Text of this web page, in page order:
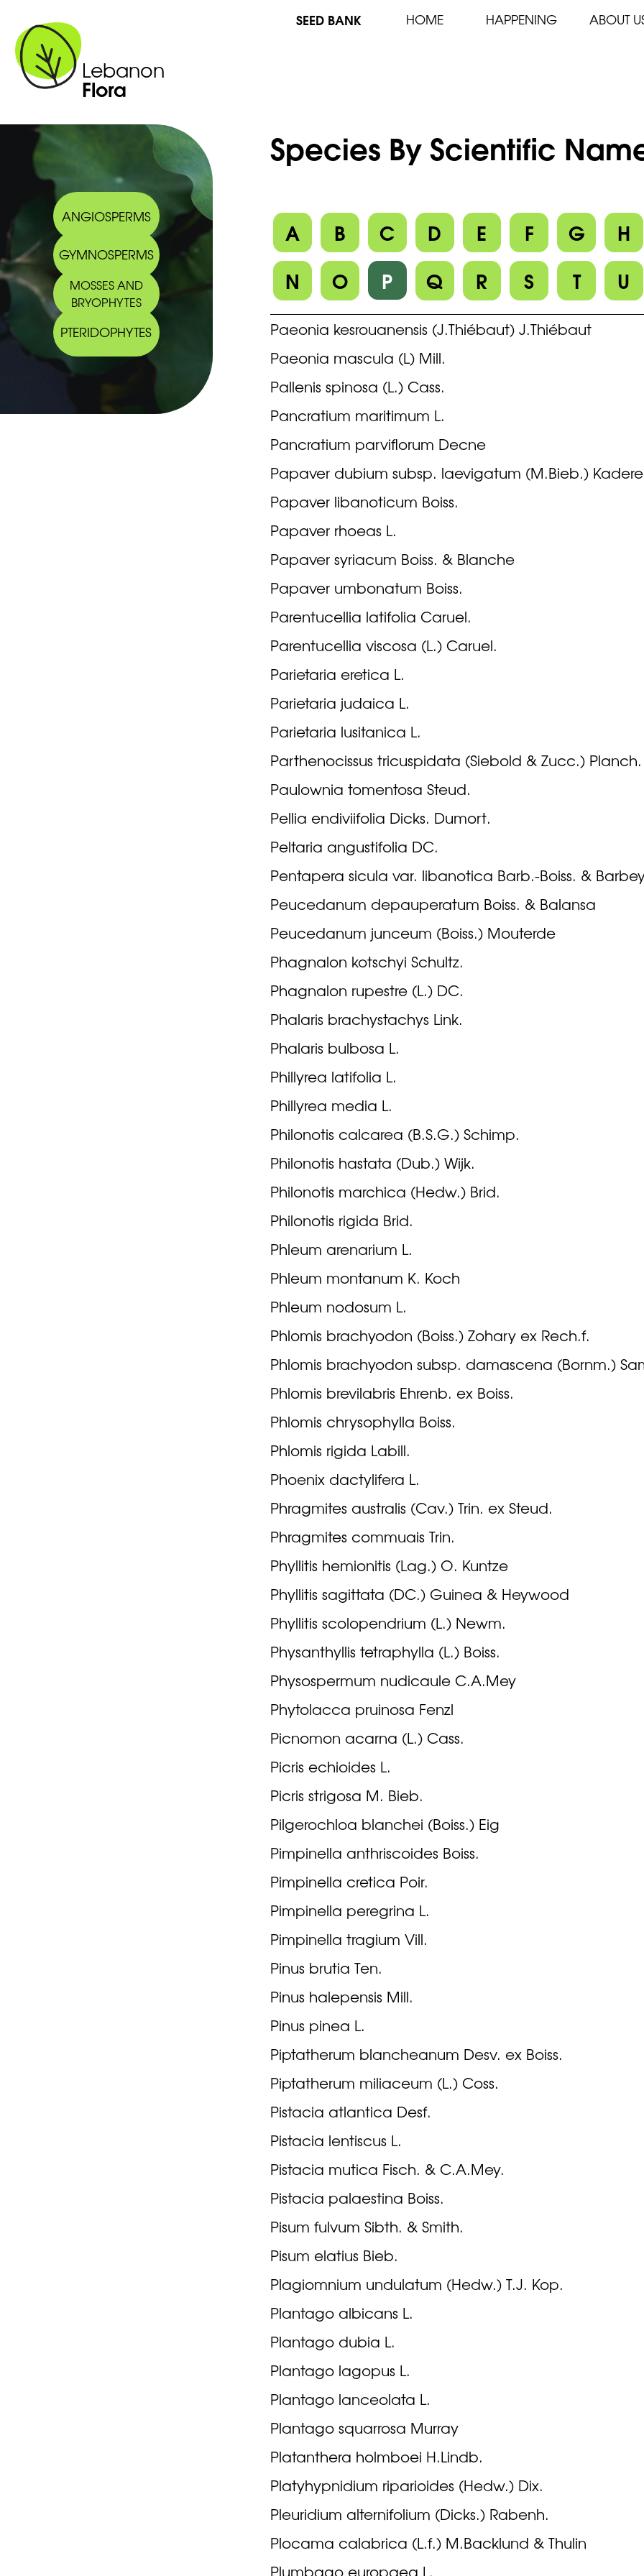
Lebanon
Flora
SEED BANK HOME HAPPENING ABOUT
ANGIOSPERMS
GYMNOSPERMS
MOSSES AND
BRYOPHYTES
PTERIDOPHYTES
Species By Scientific
A B C D E F G
H
N
O P Q R S T U
Paeonia kesrouanensis (J.Thiébaut) J.Thiébaut
Paeonia mascula (L) Mill.
Pallenis spinosa (L.) Cass.
Pancratium maritimum L.
Pancratium parviflorum Decne
Papaver dubium subsp. laevigatum (M.Bieb.)
Papaver libanoticum Boiss.
Papaver rhoeas L.
Papaver syriacum Boiss. & Blanche
Papaver umbonatum Boiss.
Parentucellia latifolia Caruel.
Parentucellia viscosa (L.) Caruel.
Parietaria eretica L.
Parietaria judaica L.
Parietaria lusitanica L.
Parthenocissus tricuspidata (Siebold & Zucc.) Planch.
Paulownia tomentosa Steud.
Pellia endiviifolia Dicks. Dumort.
Peltaria angustifolia DC.
Pentapera sicula var. libanotica Barb.-Boiss. &
Peucedanum depauperatum Boiss. & Balansa
Peucedanum junceum (Boiss.) Mouterde
Phagnalon kotschyi Schultz.
Phagnalon rupestre (L.) DC.
Phalaris brachystachys Link.
Phalaris bulbosa L.
Phillyrea latifolia L.
Phillyrea media L.
Philonotis calcarea (B.S.G.) Schimp.
Philonotis hastata (Dub.) Wijk.
Philonotis marchica (Hedw.) Brid.
Philonotis rigida Brid.
Phleum arenarium L.
Phleum montanum K. Koch
Phleum nodosum L.
Phlomis brachyodon (Boiss.) Zohary ex Rech.f.
Phlomis brachyodon subsp. damascena (Bornm.)
Phlomis brevilabris Ehrenb. ex Boiss.
Phlomis chrysophylla Boiss.
Phlomis rigida Labill.
Phoenix dactylifera L.
Phragmites australis (Cav.) Trin. ex Steud.
Phragmites commuais Trin.
Phyllitis hemionitis (Lag.) O. Kuntze
Phyllitis sagittata (DC.) Guinea & Heywood
Phyllitis scolopendrium (L.) Newm.
Physanthyllis tetraphylla (L.) Boiss.
Physospermum nudicaule C.A.Mey
Phytolacca pruinosa Fenzl
Picnomon acarna (L.) Cass.
Picris echioides L.
Picris strigosa M. Bieb.
Pilgerochloa blanchei (Boiss.) Eig
Pimpinella anthriscoides Boiss.
Pimpinella cretica Poir.
Pimpinella peregrina L.
Pimpinella tragium Vill.
Pinus brutia Ten.
Pinus halepensis Mill.
Pinus pinea L.
Piptatherum blancheanum Desv. ex Boiss.
Piptatherum miliaceum (L.) Coss.
Pistacia atlantica Desf.
Pistacia lentiscus L.
Pistacia mutica Fisch. & C.A.Mey.
Pistacia palaestina Boiss.
Pisum fulvum Sibth. & Smith.
Pisum elatius Bieb.
Plagiomnium undulatum (Hedw.) T.J. Kop.
Plantago albicans L.
Plantago dubia L.
Plantago lagopus L.
Plantago lanceolata L.
Plantago squarrosa Murray
Platanthera holmboei H.Lindb.
Platyhypnidium riparioides (Hedw.) Dix.
Pleuridium alternifolium (Dicks.) Rabenh.
Plocama calabrica (L.f.) M.Backlund & Thulin
Plumbago europaea L.